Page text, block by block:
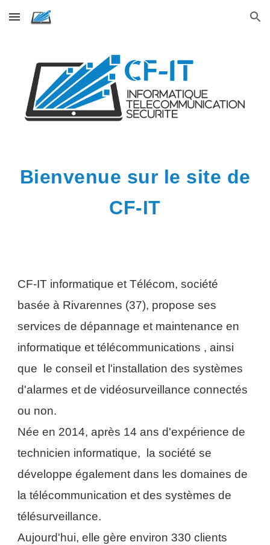
Skip to main content Skip to navigation
Bienvenue sur le site de
CF-IT
CF-IT informatique et Télécom, société
basée à Rivarennes (37), propose ses
services de dépannage et maintenance en
informatique et télécommunications , ainsi
que le conseil et l'installation des systèmes
d'alarmes et de vidéosurveillance connectés
ou non.
Née en 2014, après 14 ans d'expérience de
technicien informatique, la société se
développe également dans les domaines de
la télécommunication et des systèmes de
télésurveillance.
Aujourd'hui, elle gère environ 330 clients